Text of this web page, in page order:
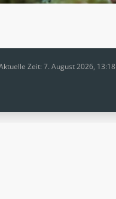
Zeit: 7. August 2026, 13:18